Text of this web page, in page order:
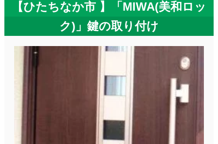
【ひたちなか市 】「MIWA(美和ロッ
ク)」鍵の取り付け